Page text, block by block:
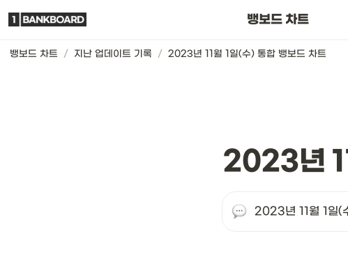
뱅보드 차트
뱅보드 차트 / 지난 업데이트 기록 / 2023년 11월 1일(수) 통합 뱅보드 차트
뱅보드 차트는요?
2023년
2023년 11월 1일(